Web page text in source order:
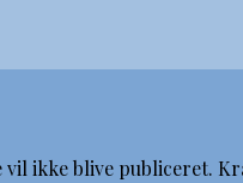
vil ikke blive publiceret.